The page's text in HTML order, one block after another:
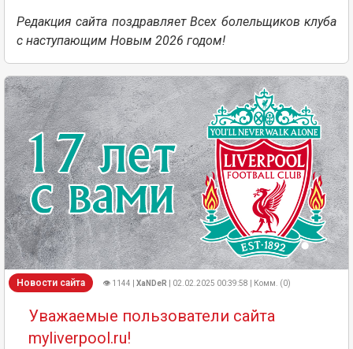
Редакция сайта поздравляет Всех болельщиков клуба
с наступающим Новым 2026 годом!
Новости сайта 👁 1144 | XaNDeR | 02.02.2025 00:39:58 | Комм. (0)
Уважаемые пользователи сайта
myliverpool.ru!